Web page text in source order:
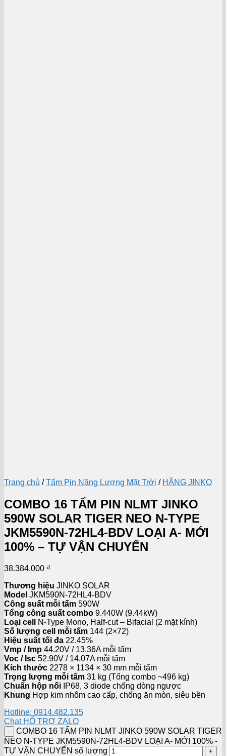
Trang chủ / Tấm Pin Năng Lượng Mặt Trời / HÃNG JINKO
COMBO 16 TẤM PIN NLMT JINKO
590W SOLAR TIGER NEO N-TYPE
JKM5590N-72HL4-BDV LOẠI A- MỚI
100% – TỰ VẬN CHUYỂN
38.384.000 ₫
Thương hiệu JINKO SOLAR
Model JKM590N-72HL4-BDV
Công suất mỗi tấm 590W
Tổng công suất combo 9.440W (9.44kW)
Loại cell
N-Type Mono, Half-cut – Bifacial (2 mặt kính)
Số lượng cell mỗi tấm 144 (2×72)
Hiệu suất tối đa 22.45%
Vmp / Imp 44.20V / 13.36A mỗi tấm
Voc / Isc 52.90V / 14.07A mỗi tấm
Kích thước 2278 × 1134 × 30 mm mỗi tấm
Trọng lượng mỗi tấm 31 kg (Tổng combo ~496 kg)
Chuẩn hộp nối IP68, 3 diode chống dòng ngược
Khung Hợp kim nhôm cao cấp, chống ăn mòn, siêu bền
Hotline: 0914.482.135
Chat HỔ TRỢ ZALO
COMBO 16 TẤM PIN NLMT JINKO 590W SOLAR TIGER
NEO N-TYPE JKM5590N-72HL4-BDV LOẠI A- MỚI 100% -
TỰ VẬN CHUYỂN số lượng